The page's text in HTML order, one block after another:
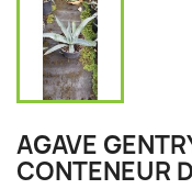
AGAVE
CONTENEUR